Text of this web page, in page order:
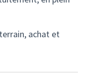
achat et